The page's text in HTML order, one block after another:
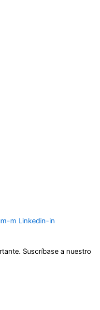
m Linkedin-in
Suscríbase a nuestro